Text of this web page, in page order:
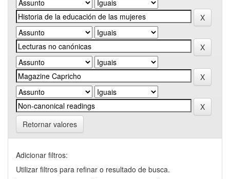
Retornar valores
Adicionar filtros:
Utilizar filtros para refinar o resultado de busca.